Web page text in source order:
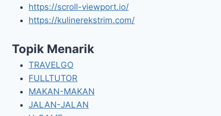
https://scroll-viewport.io/
https://kulinerekstrim.com/
Topik Menarik
TRAVELGO
FULLTUTOR
MAKAN-MAKAN
JALAN-JALAN